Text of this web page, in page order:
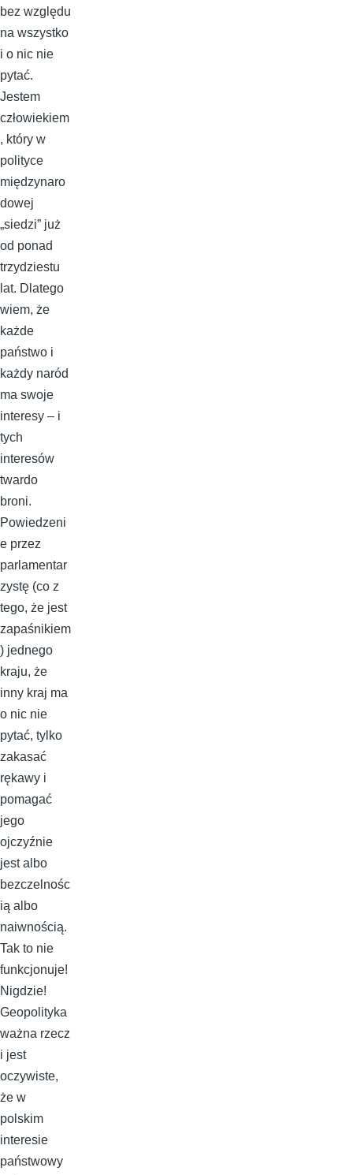
bez względu
na wszystko
i o nic nie
pytać.
Jestem
człowiekiem
, który w
polityce
międzynaro
dowej
„siedzi” już
od ponad
trzydziestu
lat. Dlatego
wiem, że
każde
państwo i
każdy naród
ma swoje
interesy – i
tych
interesów
twardo
broni.
Powiedzeni
e przez
parlamentar
zystę (co z
tego, że jest
zapaśnikiem
) jednego
kraju, że
inny kraj ma
o nic nie
pytać, tylko
zakasać
rękawy i
pomagać
jego
ojczyźnie
jest albo
bezczelnośc
ią albo
naiwnością.
Tak to nie
funkcjonuje!
Nigdzie!
Geopolityka
ważna rzecz
i jest
oczywiste,
że w
polskim
interesie
państwowy